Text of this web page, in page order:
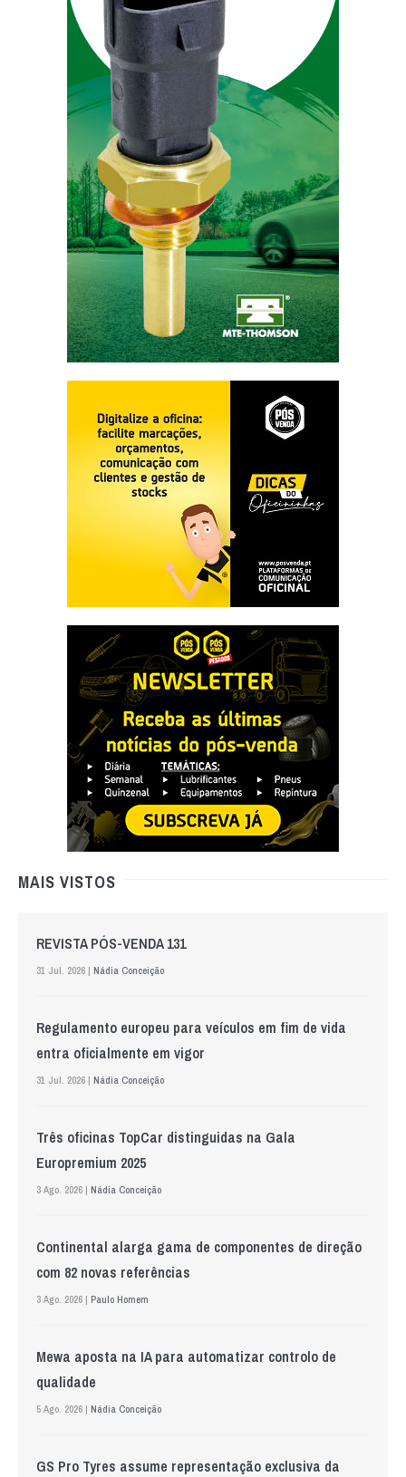
MAIS VISTOS
REVISTA PÓS-VENDA 131
31 Jul. 2026 | Nádia Conceição
Regulamento europeu para veículos em fim de vida
entra oficialmente em vigor
31 Jul. 2026 | Nádia Conceição
Três oficinas TopCar distinguidas na Gala
Europremium 2025
3 Ago. 2026 | Nádia Conceição
Continental alarga gama de componentes de direção
com 82 novas referências
3 Ago. 2026 | Paulo Homem
Mewa aposta na IA para automatizar controlo de
qualidade
5 Ago. 2026 | Nádia Conceição
GS Pro Tyres assume representação exclusiva da